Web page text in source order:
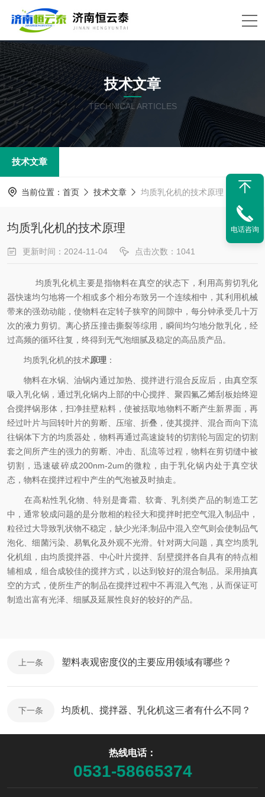
技术文章
TECHNICAL ARTICLES
技术文章
当前位置： 首页 技术文章 均质乳化机的技术原理
均质乳化机的技术原理
更新时间：2024-11-04 点击次数：1041
均质乳化机主要是指物料在真空的状态下，利用高剪切乳化
器快速均匀地将一个相或多个相分布致另一个连续相中，其利用机械
带来的强劲动能，使物料在定转子狭窄的间隙中，每分钟承受几十万
次的液力剪切。离心挤压撞击撕裂等综用，瞬间均匀地分散乳化，经
过高频的循环往复，终得到无气泡细腻及稳定的高品质产品。
均质乳化机的技术原理 ：
物料在水锅、油锅内通过加热、搅拌进行混合反应后，由真空泵
吸入乳化锅，通过乳化锅内上部的中心搅拌、聚四氟乙烯刮板始终迎
合搅拌锅形体，扫净挂壁粘料，使被括取地物料不断产生新界面，再
经过叶片与回转叶片的剪断、压缩、折叠，使其搅拌、混合而向下流
往锅体下方的均质器处，物料再通过高速旋转的切割轮与固定的切割
套之间所产生的强力的剪断、冲击、乱流等过程，物料在剪切缝中被
切割，迅速破碎成200nm-2um的微粒，由于乳化锅内处于真空状
态，物料在搅拌过程中产生的气泡被及时抽走。
在高粘性乳化物、特别是膏霜、软膏、乳剂类产品的制造工艺
中，通常较成问题的是分散相的粒径大和搅拌时把空气混入制品中，
粒径过大导致乳状物不稳定，缺少光泽;制品中混入空气则会使制品气
泡化、细菌污染、易氧化及外观不光滑。针对两大问题，真空均质乳
化机组，由均质搅拌器、中心叶片搅拌、刮壁搅拌各自具有的特点相
辅相成，组合成较佳的搅拌方式，以达到较好的混合制品。采用抽真
空的方式，使所生产的制品在搅拌过程中不再混入气泡，从而保证可
制造出富有光泽、细腻及延展性良好的较好的产品。
上一条 塑料表观密度仪的主要应用领域有哪些？
下一条 均质机、搅拌器、乳化机这三者有什么不同？
热线电话：
0531-58665374
电话咨询